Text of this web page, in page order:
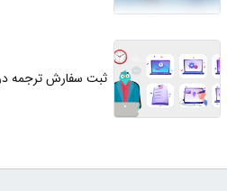
ثبت سفارش ترجمه